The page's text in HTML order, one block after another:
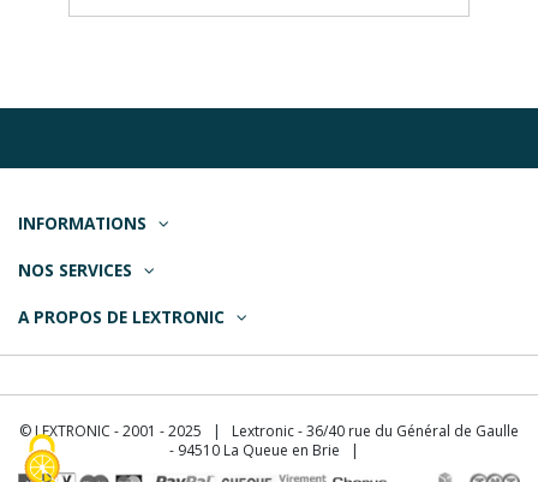
INFORMATIONS
NOS SERVICES
A PROPOS DE LEXTRONIC
© LEXTRONIC - 2001 - 2025 | Lextronic - 36/40 rue du Général de Gaulle
- 94510 La Queue en Brie |